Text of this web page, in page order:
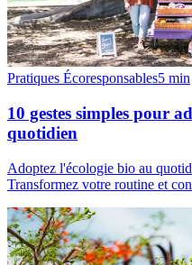
Pratiques Écoresponsables5 min
10 gestes simples pour
quotidien
Adoptez l'écologie bio au
Transformez votre routine et